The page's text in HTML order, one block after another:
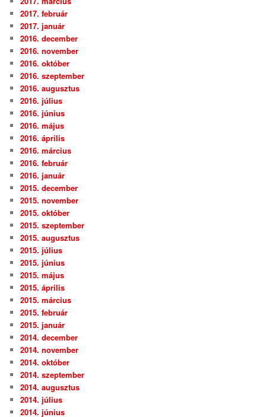
2017. február
2017. január
2016. december
2016. november
2016. október
2016. szeptember
2016. augusztus
2016. július
2016. június
2016. május
2016. április
2016. március
2016. február
2016. január
2015. december
2015. november
2015. október
2015. szeptember
2015. augusztus
2015. július
2015. június
2015. május
2015. április
2015. március
2015. február
2015. január
2014. december
2014. november
2014. október
2014. szeptember
2014. augusztus
2014. július
2014. június